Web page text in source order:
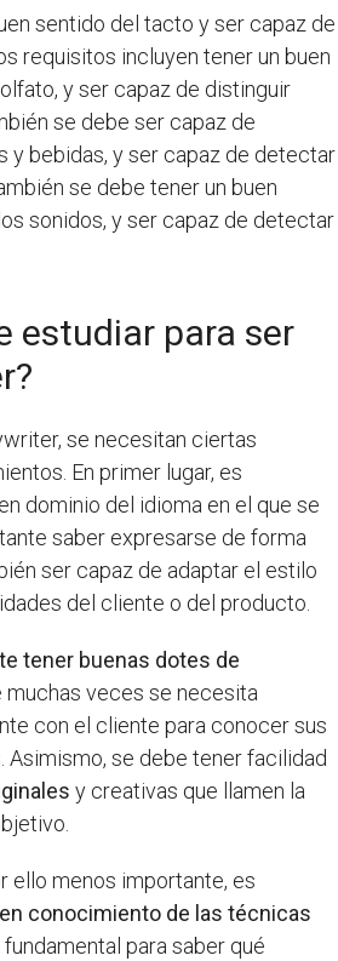
sentido del tacto y ser capaz de
requisitos incluyen tener un buen
y ser capaz de distinguir
se debe ser capaz de
y bebidas, y ser capaz de detectar
se debe tener un buen
sonidos, y ser capaz de detectar
estudiar para ser
se necesitan ciertas
En primer lugar, es
dominio del idioma en el que se
saber expresarse de forma
ser capaz de adaptar el estilo
del cliente o del producto.
tener buenas dotes de
muchas veces se necesita
con el cliente para conocer sus
Asimismo, se debe tener facilidad
y creativas que llamen la
ello menos importante, es
conocimiento de las técnicas
fundamental para saber qué